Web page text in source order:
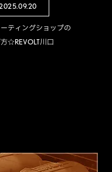
ティングショップの
☆REVOLT川口